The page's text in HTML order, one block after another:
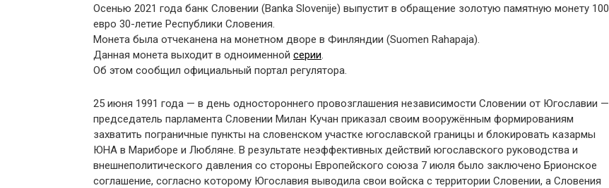
Осенью 2021 года банк Словении (Banka Slovenije) выпустит в обращение золотую памятную монету 100
евро 30-летие Республики Словения.
Монета была отчеканена на монетном дворе в Финляндии (Suomen Rahapaja).
Данная монета выходит в одноименной серии.
Об этом сообщил официальный портал регулятора.
25 июня 1991 года — в день одностороннего провозглашения независимости Словении от Югославии —
председатель парламента Словении Милан Кучан приказал своим вооружённым формированиям
захватить пограничные пункты на словенском участке югославской границы и блокировать казармы
ЮНА в Мариборе и Любляне. В результате неэффективных действий югославского руководства и
внешнеполитического давления со стороны Европейского союза 7 июля было заключено Брионское
соглашение, согласно которому Югославия выводила свои войска с территории Словении, а Словения